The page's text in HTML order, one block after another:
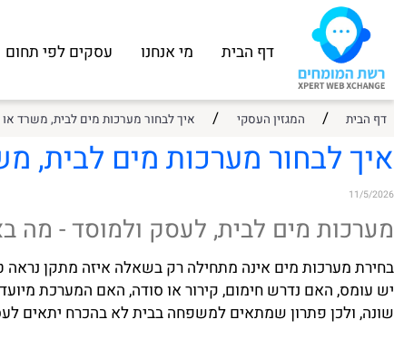
דף הבית מי אנחנו עסקים לפי תחום
/ המגזין העסקי / איך לבחור מערכות מים לבית, משרד או מוסד
מערכות מים לבית,
מים לבית, לעסק ולמוסד - מה
מים אינה מתחילה רק בשאלה איזה מתקן נראה טוב
האם נדרש חימום, קירור או סודה, האם המערכת מיועדת
פתרון שמתאים למשפחה בבית לא בהכרח יתאים לעסק